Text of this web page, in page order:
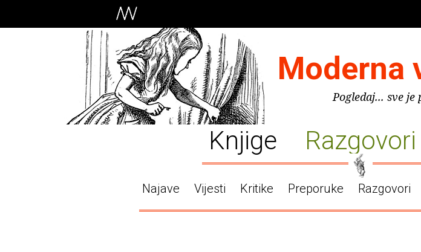
Moderna
Pogledaj... sve je
Knjige Razgovori
Najave Vijesti Kritike Preporuke Razgovori